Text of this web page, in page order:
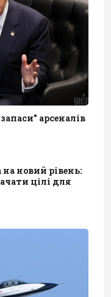
арсеналів
новий рівень:
цілі для